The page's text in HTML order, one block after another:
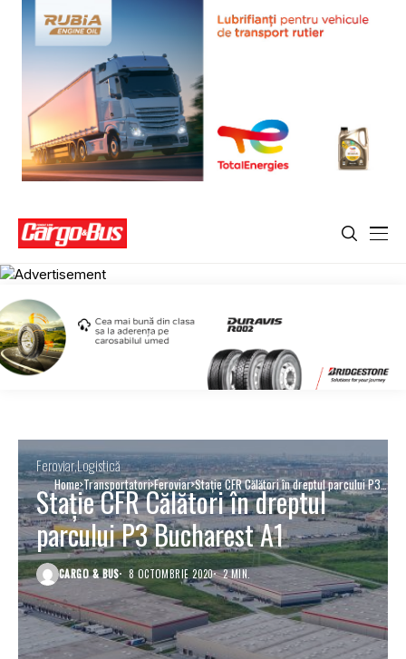
Home Transportatori Feroviar Stație CFR Călători în dreptul parcului P3
Bucharest A1
FeroviarLogistică
Stație CFR Călători în dreptul
parcului P3 Bucharest A1
CARGO & BUS 8 OCTOMBRIE 2020 2 MIN.